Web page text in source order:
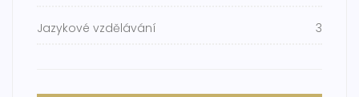
Jazykové vzdělávání 3